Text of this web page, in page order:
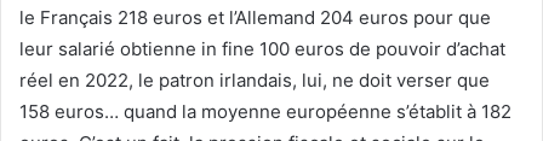
le Français 218 euros et l’Allemand 204 euros pour que
leur salarié obtienne in fine 100 euros de pouvoir d’achat
réel en 2022, le patron irlandais, lui, ne doit verser que
158 euros… quand la moyenne européenne s’établit à 182